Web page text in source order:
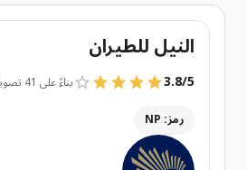
النيل للطيران
3.8/5
بناءً على 41 تصويتًا
رمز: NP